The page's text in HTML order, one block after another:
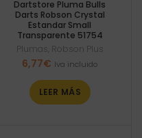
Dartstore Pluma Bulls
Darts Robson Crystal
Estandar Small
Transparente 51754
Plumas Robson Plus
6,77€ Iva incluido
LEER MÁS